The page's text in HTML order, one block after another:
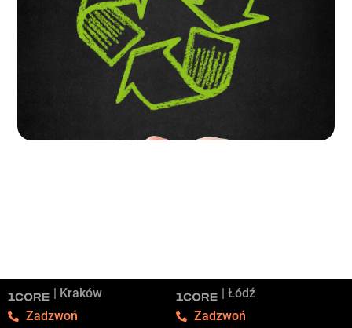
| Kraków
Zadzwoń
| Łódź
Zadzwoń